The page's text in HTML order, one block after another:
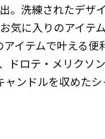
。洗練されたデザ
気に入りのアイテ
イテムで叶える便
ドロテ・メリクソ
ンドルを収めた